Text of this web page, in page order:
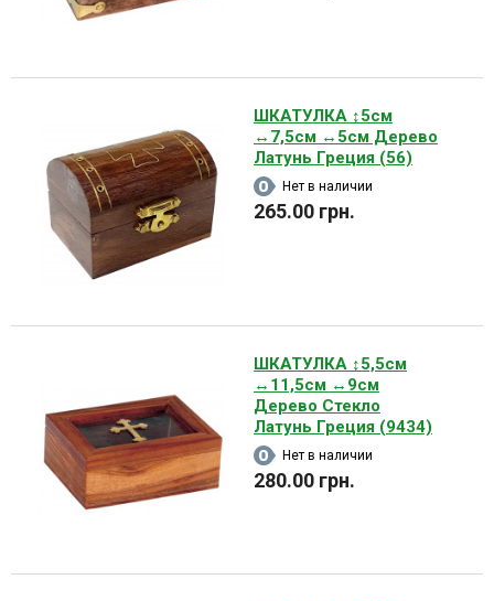
ШКАТУЛКА ↕5см
↔7,5см ↔5см Дерево
Латунь Греция (56)
Нет в наличии
265.00 грн.
ШКАТУЛКА ↕5,5см
↔11,5см ↔9см
Дерево Стекло
Латунь Греция (9434)
Нет в наличии
280.00 грн.